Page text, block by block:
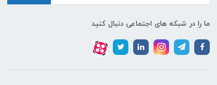
ما را در شبکه های اجتماعی دنبال کنید